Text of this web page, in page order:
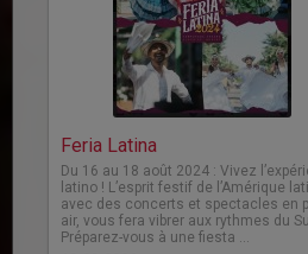
Feria Latina
Du 16 au 18 août 2024 : Vivez
latino ! L’esprit festif de l’Amérique
avec des concerts et spectacles en
air, vous fera vibrer aux rythmes du
Préparez-vous à une fiesta …